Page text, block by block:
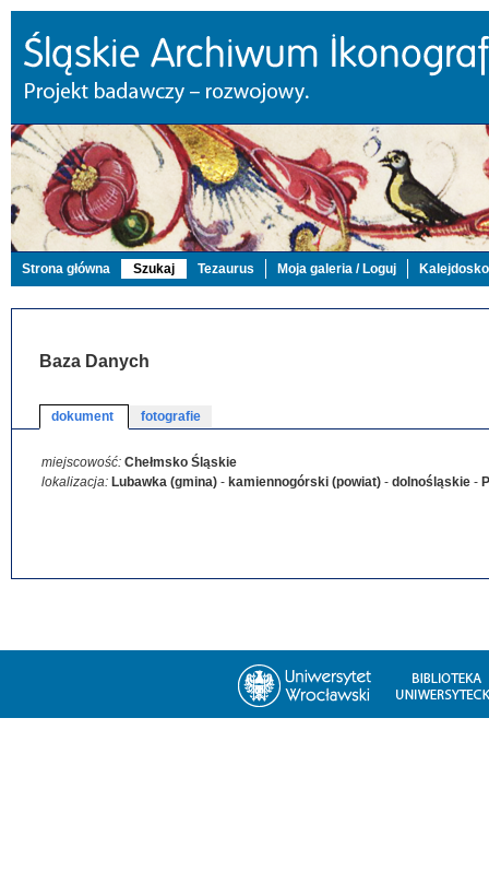
Strona główna Szukaj Tezaurus Moja galeria / Loguj
Baza Danych
dokument fotografie
miejscowość: Chełmsko Śląskie
lokalizacja: Lubawka (gmina) - kamiennogórski (powiat) - dolnośląskie -